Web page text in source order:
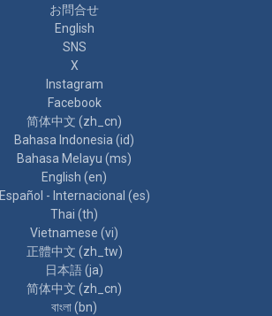
お問合せ
English
SNS
X
Instagram
Facebook
简体中文 ‎(zh_cn)‎
Bahasa Indonesia ‎(id)‎
Bahasa Melayu ‎(ms)‎
English ‎(en)‎
Español - Internacional ‎(es)‎
Thai ‎(th)‎
Vietnamese ‎(vi)‎
正體中文 ‎(zh_tw)‎
日本語 ‎(ja)‎
简体中文 ‎(zh_cn)‎
বাংলা ‎(bn)‎